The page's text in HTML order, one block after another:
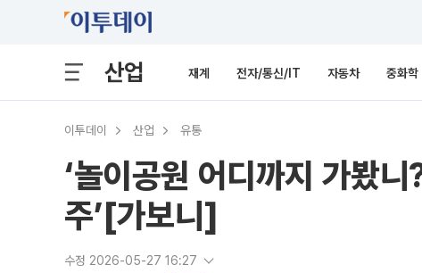
산업 재계 전자/통신/IT 자동차 중화학
이투데이 산업 유통
‘놀이공원 어디까지 가봤
주’[가보니]
수정 2026-05-27 16:27